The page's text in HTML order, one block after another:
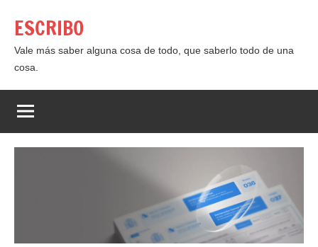
contenido
ESCRIBO
Vale más saber alguna cosa de todo, que saberlo todo de una
cosa.